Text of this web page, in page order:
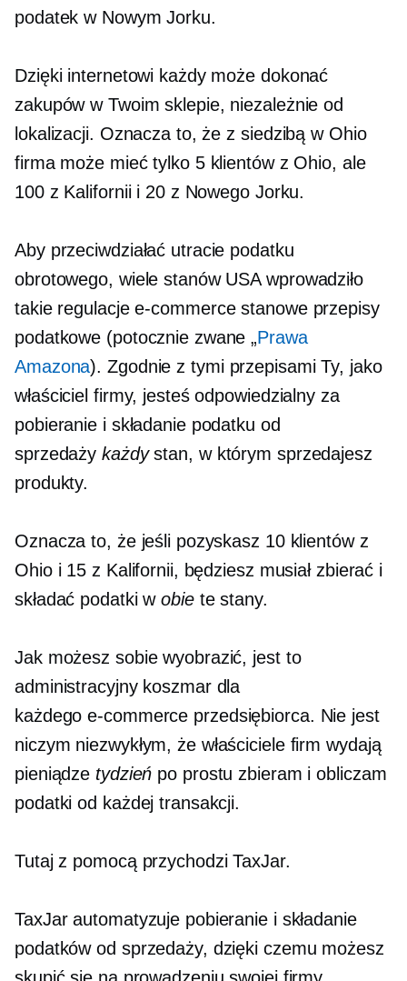
podatek w Nowym Jorku.
Dzięki internetowi każdy może dokonać
zakupów w Twoim sklepie, niezależnie od
lokalizacji. Oznacza to, żez siedzibą w Ohio
firma może mieć tylko 5 klientów z Ohio, ale
100 z Kalifornii i 20 z Nowego Jorku.
Aby przeciwdziałać utracie podatku
obrotowego, wiele stanów USA wprowadziło
takie regulacjee-commercestanowe przepisy
podatkowe (potocznie zwane „Prawa
Amazona). Zgodnie z tymi przepisami Ty, jako
właściciel firmy, jesteś odpowiedzialny za
pobieranie i składanie podatku od
sprzedażykażdystan, w którym sprzedajesz
produkty.
Oznacza to, że jeśli pozyskasz 10 klientów z
Ohio i 15 z Kalifornii, będziesz musiał zbierać i
składać podatki wobie te stany.
Jak możesz sobie wyobrazić, jest to
administracyjny koszmar dla
każdegoe-commerce przedsiębiorca. Nie jest
niczym niezwykłym, że właściciele firm wydają
pieniądze tydzień po prostu zbieram i obliczam
podatki od każdej transakcji.
Tutaj z pomocą przychodzi TaxJar.
TaxJar automatyzuje pobieranie i składanie
podatków od sprzedaży, dzięki czemu możesz